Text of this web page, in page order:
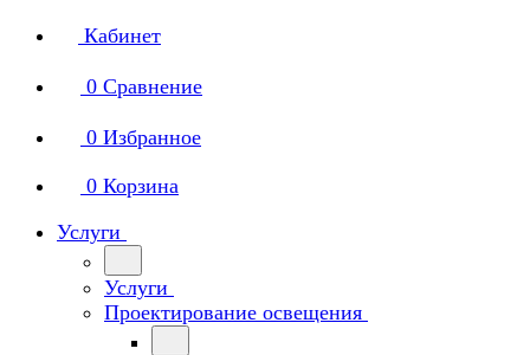
Кабинет
0 Сравнение
0 Избранное
0 Корзина
Услуги
Услуги
Проектирование освещения